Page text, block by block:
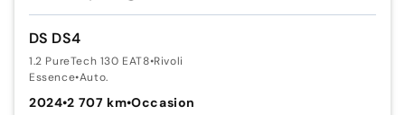
DS DS4
1.2 PureTech 130 EAT8•Rivoli
Essence•Auto.
2024•2 707 km•Occasion